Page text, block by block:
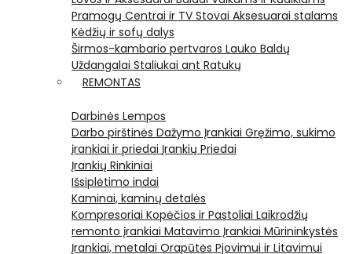
Pramogų Centrai ir TV Stovai Aksesuarai stalams
Kėdžių ir sofų dalys
Širmos-kambario pertvaros Lauko Baldų
Uždangalai Staliukai ant Ratukų
REMONTAS
Darbinės Lempos
Darbo pirštinės Dažymo Įrankiai Gręžimo, sukimo
įrankiai ir priedai Įrankių Priedai
Įrankių Rinkiniai
Išsiplėtimo indai
Kaminai, kaminų detalės
Kompresoriai Kopėčios ir Pastoliai Laikrodžių
remonto įrankiai Matavimo Įrankiai Mūrininkystės
Įrankiai, metalai Orapūtės Pjovimui ir Litavimui